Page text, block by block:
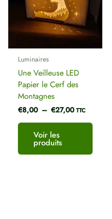
Luminaires
Une Veilleuse LED
Papier le Cerf des
Montagnes
€8,00 – €27,00
€27,00
TTC
Voir les
produits